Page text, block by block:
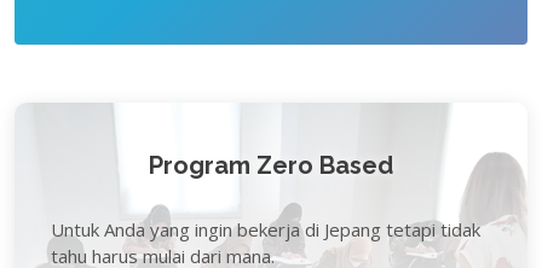
Program Zero Based
Untuk Anda yang ingin bekerja di Jepang tetapi tidak
tahu harus mulai dari mana.